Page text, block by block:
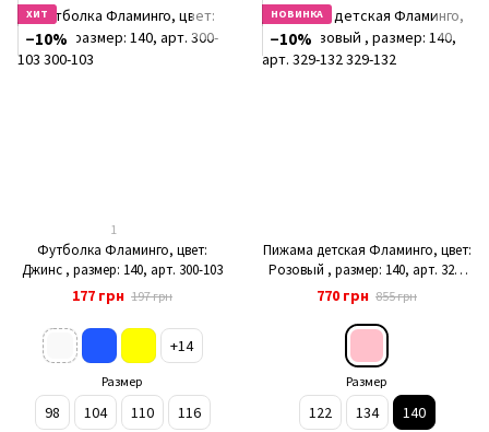
ХИТ
−10%
1
Футболка Фламинго, цвет:
Джинс , размер: 140, арт. 300-103
177 грн 197 грн
+14
Размер
98 104 110
116
НОВИНКА
−10%
Пижама детская Фламинго, цвет:
Розовый , размер: 140, арт. 329-
132
770 грн 855 грн
Размер
122 134 140